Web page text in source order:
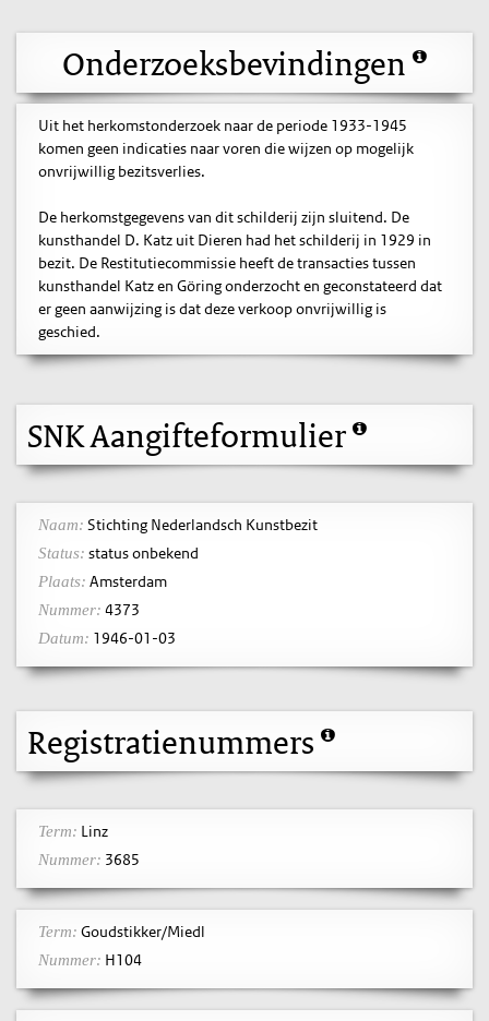
Onderzoeksbevindingen
Uit het herkomstonderzoek naar de periode 1933-1945
komen geen indicaties naar voren die wijzen op mogelijk
onvrijwillig bezitsverlies.
De herkomstgegevens van dit schilderij zijn sluitend. De
kunsthandel D. Katz uit Dieren had het schilderij in 1929 in
bezit. De Restitutiecommissie heeft de transacties tussen
kunsthandel Katz en Göring onderzocht en geconstateerd dat
er geen aanwijzing is dat deze verkoop onvrijwillig is
geschied.
SNK Aangifteformulier
Naam: Stichting Nederlandsch Kunstbezit
Status: status onbekend
Plaats: Amsterdam
Nummer: 4373
Datum: 1946-01-03
Registratienummers
Term: Linz
Nummer: 3685
Term: Goudstikker/Miedl
Nummer: H104